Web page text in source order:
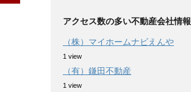
アクセス数の多い不動産会社情報
（株）マイホームナビえんや
1 view
（有）鎌田不動産
1 view